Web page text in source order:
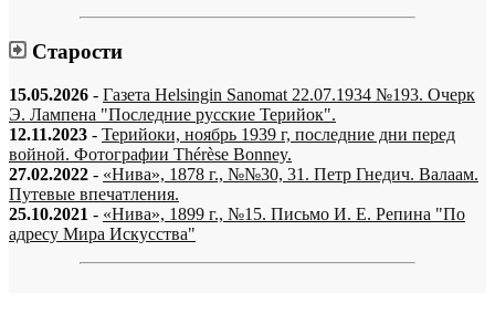
Старости
15.05.2026 - Газета Helsingin Sanomat 22.07.1934 №193. Очерк
Э. Лампена "Последние русские Терийок".
12.11.2023 - Терийоки, ноябрь 1939 г, последние дни перед
войной. Фотографии Thérèse Bonney.
27.02.2022 - «Нива», 1878 г., №№30, 31. Петр Гнедич. Валаам.
Путевые впечатления.
25.10.2021 - «Нива», 1899 г., №15. Письмо И. Е. Репина "По
адресу Мира Искусства"